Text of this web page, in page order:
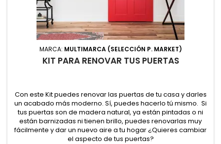
MARCA: MULTIMARCA (SELECCIÓN P. MARKET)
KIT PARA RENOVAR TUS PUERTAS
Con este Kit puedes renovar las puertas de tu casa y darles
un acabado más moderno. Sí, puedes hacerlo tú mismo. Si
tus puertas son de madera natural, ya están pintadas o ni
están barnizadas ni tienen brillo, puedes renovarlas muy
fácilmente y dar un nuevo aire a tu hogar ¿Quieres cambiar
el aspecto de tus puertas?